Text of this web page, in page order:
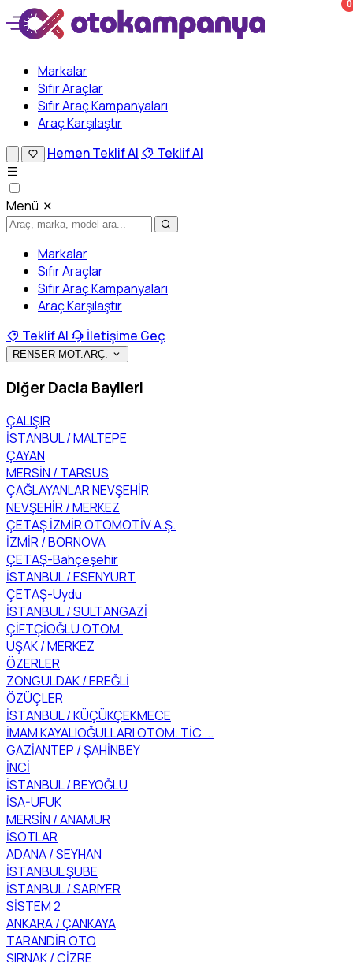
Markalar
Sıfır Araçlar
Sıfır Araç Kampanyaları
Araç Karşılaştır
0
Hemen Teklif Al Teklif Al
Menü
Markalar
Sıfır Araçlar
Sıfır Araç Kampanyaları
Araç Karşılaştır
Teklif Al
İletişime Geç
RENSER MOT.ARÇ.
Diğer Dacia Bayileri
ÇALIŞIR
İSTANBUL / MALTEPE
ÇAYAN
MERSİN / TARSUS
ÇAĞLAYANLAR NEVŞEHİR
NEVŞEHİR / MERKEZ
ÇETAŞ İZMİR OTOMOTİV A.Ş.
İZMİR / BORNOVA
ÇETAŞ-Bahçeşehir
İSTANBUL / ESENYURT
ÇETAŞ-Uydu
İSTANBUL / SULTANGAZİ
ÇİFTÇİOĞLU OTOM.
UŞAK / MERKEZ
ÖZERLER
ZONGULDAK / EREĞLİ
ÖZÜÇLER
İSTANBUL / KÜÇÜKÇEKMECE
İMAM KAYALIOĞULLARI OTOM. TİC....
GAZİANTEP / ŞAHİNBEY
İNCİ
İSTANBUL / BEYOĞLU
İSA-UFUK
MERSİN / ANAMUR
İSOTLAR
ADANA / SEYHAN
İSTANBUL ŞUBE
İSTANBUL / SARIYER
SİSTEM 2
ANKARA / ÇANKAYA
TARANDİR OTO
ŞIRNAK / CİZRE